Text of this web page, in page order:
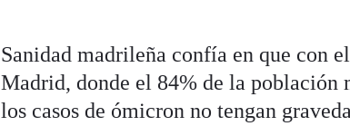
Sanidad madrileña confía en que con
Madrid, donde el 84% de la población
los casos de ómicron no tengan